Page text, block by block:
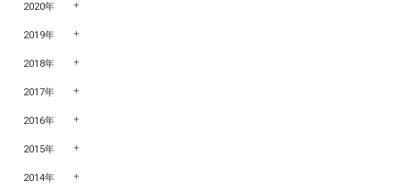
2020年
2019年
2018年
2017年
2016年
2015年
2014年